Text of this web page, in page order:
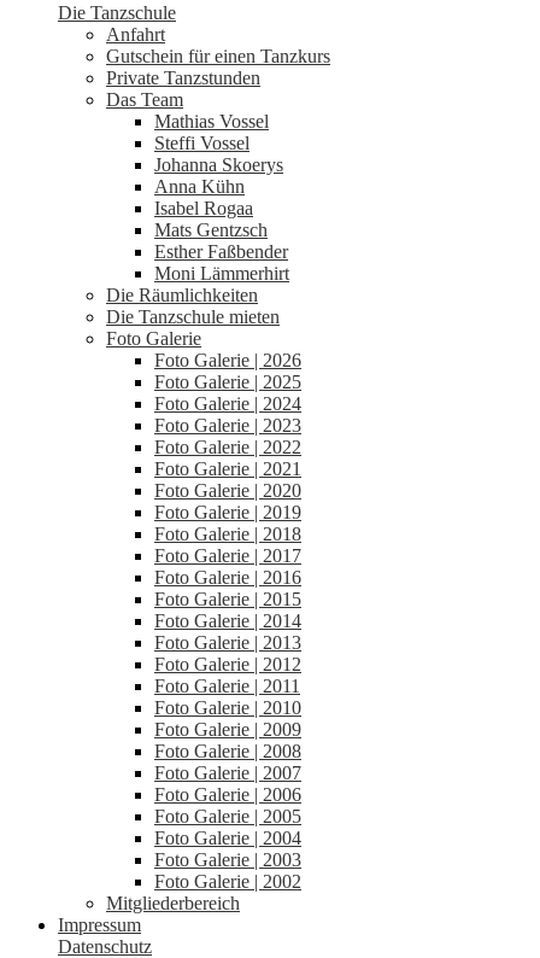
Die Tanzschule
Anfahrt
Gutschein für einen Tanzkurs
Private Tanzstunden
Das Team
Mathias Vossel
Steffi Vossel
Johanna Skoerys
Anna Kühn
Isabel Rogaa
Mats Gentzsch
Esther Faßbender
Moni Lämmerhirt
Die Räumlichkeiten
Die Tanzschule mieten
Foto Galerie
Foto Galerie | 2026
Foto Galerie | 2025
Foto Galerie | 2024
Foto Galerie | 2023
Foto Galerie | 2022
Foto Galerie | 2021
Foto Galerie | 2020
Foto Galerie | 2019
Foto Galerie | 2018
Foto Galerie | 2017
Foto Galerie | 2016
Foto Galerie | 2015
Foto Galerie | 2014
Foto Galerie | 2013
Foto Galerie | 2012
Foto Galerie | 2011
Foto Galerie | 2010
Foto Galerie | 2009
Foto Galerie | 2008
Foto Galerie | 2007
Foto Galerie | 2006
Foto Galerie | 2005
Foto Galerie | 2004
Foto Galerie | 2003
Foto Galerie | 2002
Mitgliederbereich
Impressum
Datenschutz